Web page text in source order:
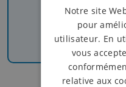
Recevez nos
de l'info, du
Notre site
pour
utilisateur. En
vous
relative aux